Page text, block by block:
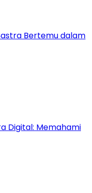
Bertemu dalam
Digital: Memahami